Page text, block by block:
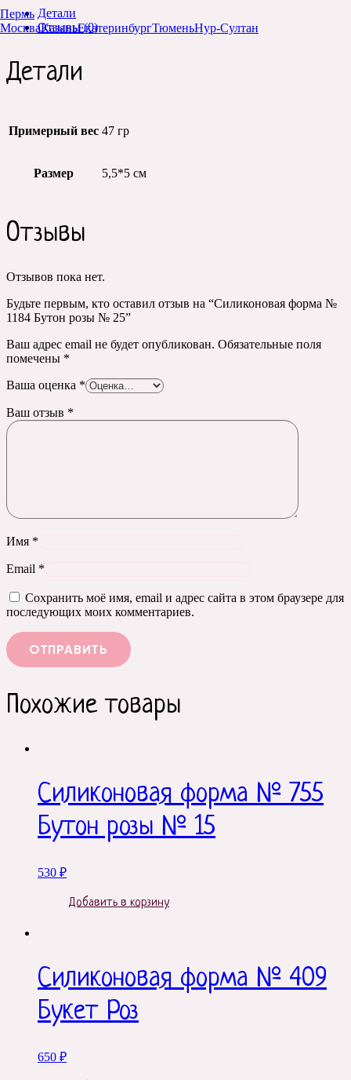
Пермь
МоскваКазаньЕкатеринбургТюменьНур-Султан
Детали
Отзывы (0)
Детали
Примерный вес 47 гр
Размер 5,5*5 см
Отзывы
Отзывов пока нет.
Будьте первым, кто оставил отзыв на “Силиконовая форма №
1184 Бутон розы № 25”
Ваш адрес email не будет опубликован. Обязательные поля
помечены *
Ваша оценка *
Ваш отзыв *
Имя *
Email *
Сохранить моё имя, email и адрес сайта в этом браузере для
последующих моих комментариев.
Похожие товары
Силиконовая форма № 755
Бутон розы № 15
530 ₽
Добавить в корзину
Силиконовая форма № 409
Букет Роз
650 ₽